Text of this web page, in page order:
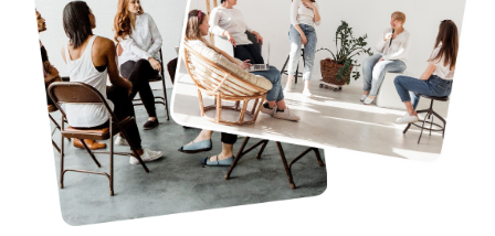
программ для людей с СДВГ?
Логичная
и последовательная
структура
Программа выстроена как
лестница: мы начинаем с принятия
и понимания своих особенностей,
и шаг за шагом движемся